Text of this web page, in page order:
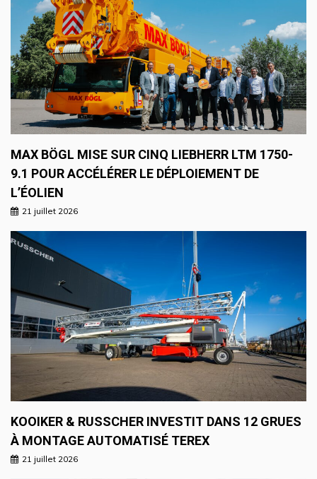
MAX BÖGL MISE SUR CINQ LIEBHERR LTM 1750-
9.1 POUR ACCÉLÉRER LE DÉPLOIEMENT DE
L’ÉOLIEN
21 juillet 2026
KOOIKER & RUSSCHER INVESTIT DANS 12 GRUES
À MONTAGE AUTOMATISÉ TEREX
21 juillet 2026